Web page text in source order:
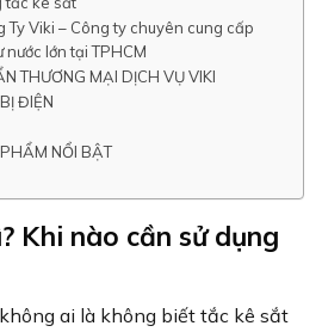
Ty Viki – Công ty chuyên cung cấp
nước lớn tại TPHCM
THƯƠNG MẠI DỊCH VỤ VIKI
ĐIỆN
NỔI BẬT
Khi nào cần sử dụng
ai là không biết tắc kê sắt